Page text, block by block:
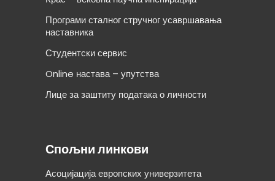
Програми сталног стручног усавршавања
наставника
Студентски сервис
Online настава – упутства
Лице за заштиту података о личности
Спољни линкови
Асоцијација европских универзитета